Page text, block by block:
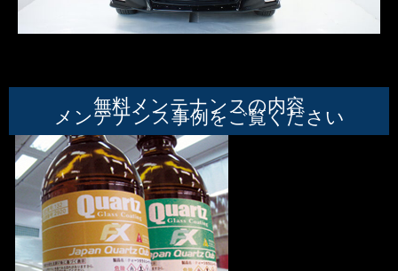
無料メンテナンスの内容
メンテナンス事例をご覧ください